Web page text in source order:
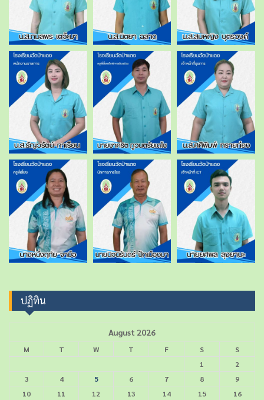
ปฏิทิน
August 2026
M T W T F S
S
1
2
3
4 5 6 7 8
9
10
11 12 13 14 15
16